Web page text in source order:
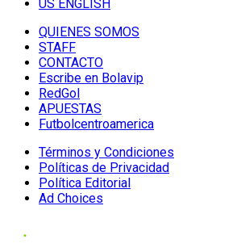
US ENGLISH
QUIENES SOMOS
STAFF
CONTACTO
Escribe en Bolavip
RedGol
APUESTAS
Futbolcentroamerica
Términos y Condiciones
Políticas de Privacidad
Política Editorial
Ad Choices